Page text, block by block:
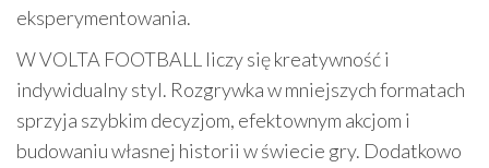
eksperymentowania.
W VOLTA FOOTBALL liczy się kreatywność i
indywidualny styl. Rozgrywka w mniejszych formatach
sprzyja szybkim decyzjom, efektownym akcjom i
budowaniu własnej historii w świecie gry. Dodatkowo